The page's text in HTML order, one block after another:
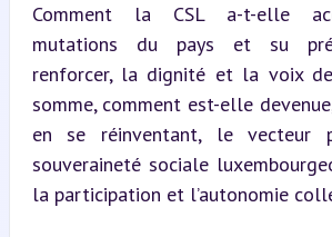
Comment la CSL a-t-elle
mutations du pays et su
renforcer, la dignité et la voix
somme, comment est-elle
en se réinventant, le vecteur
souveraineté sociale
la participation et l’autonomie